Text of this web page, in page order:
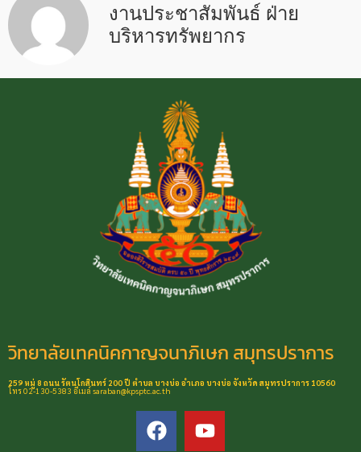
งานประชาสัมพันธ์ ฝ่าย
บริหารทรัพยากร
วิทยาลัยเทคนิคกาญจนาภิเษก สมุทรปราการ
259 หมู่ 8 ถนน รัตนโกสินทร์ 200 ปี ตำบล บางบ่อ อำเภอ บางบ่อ จังหวัด สมุทรปราการ 10560
โทร 02-130-5383 อีเมล์ saraban@kpsptc.ac.th